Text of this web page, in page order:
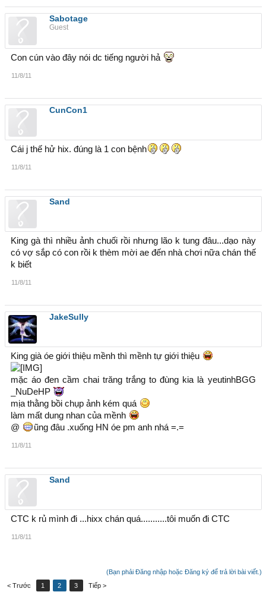
Sabotage
Guest
Con cún vào đây nói dc tiếng người hả
11/8/11
CunCon1
Cái j thế hử hix. đúng là 1 con bệnh
11/8/11
Sand
King gà thì nhiều ảnh chuối rồi nhưng lão k tung đâu...dạo này
có vợ sắp có con rồi k thèm mời ae đến nhà chơi nữa chán thế
k biết
11/8/11
JakeSully
King già óe giới thiệu mềnh thì mềnh tự giới thiệu
mặc áo đen cầm chai trăng trắng to đùng kia là yeutinhBGG
_NuDeHP
mịa thằng bồi chụp ảnh kém quá
làm mất dung nhan của mềnh
@
ũng đâu .xuống HN óe pm anh nhá =.=
11/8/11
Sand
CTC k rủ mình đi ...hixx chán quá...........tôi muốn đi CTC
11/8/11
(Bạn phải Đăng nhập hoặc Đăng ký để trả lời bài viết.)
< Trước
1 2 3 Tiếp >